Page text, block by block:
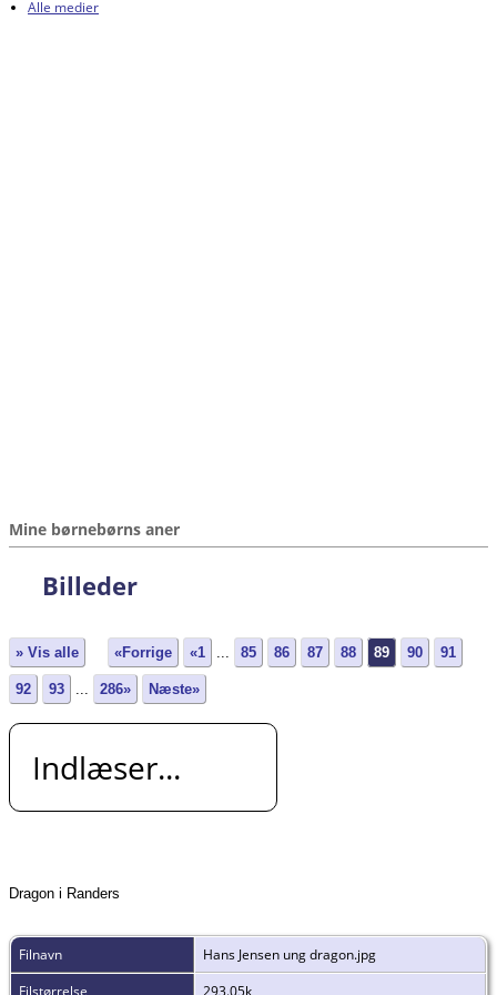
Alle medier
Mine børnebørns aner
Billeder
» Vis alle «Forrige «1 ... 85 86 87 88 89 90 91
92 93 ... 286» Næste»
Indlæser...
Dragon i Randers
Filnavn
Hans Jensen ung dragon.jpg
Filstørrelse
293.05k